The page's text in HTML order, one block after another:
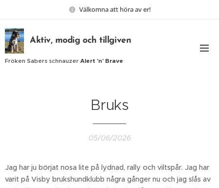
Välkomna att höra av er!
Aktiv, modig och tillgiven
Fröken Sabers schnauzer Alert 'n' Brave
Bruks
05/06/2026
Jag har ju börjat nosa lite på lydnad, rally och viltspår. Jag har
varit på Visby brukshundklubb några gånger nu och jag slås av